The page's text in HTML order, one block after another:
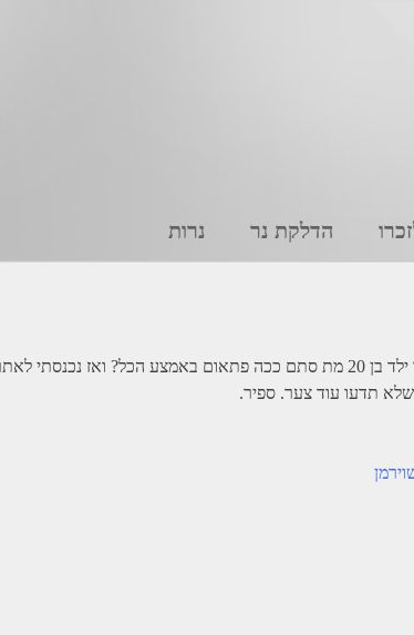
הדלקת נר נרות
אף פעם לא הכרתי אותך, או שמעתי עליך, היום במקרה עיינתי בעיתון וראיתי מודעה על האזכרה שלך. ואמרתי לעצמי, איך
תדעו עוד צער. ספיר.